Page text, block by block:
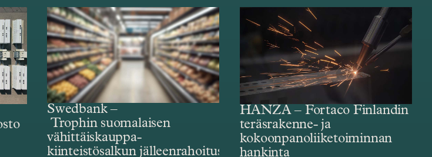
Swedbank –
Trophin suomalaisen
vähittäiskauppa­­­­­
kiinteistösalkun jälleenrahoitus
HANZA – Fortaco Finlandin
teräsrakenne- ja
kokoonpanoliiketoiminnan
hankinta